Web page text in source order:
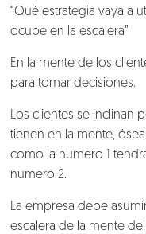
“Qué estrategia vaya a
ocupe en la escalera”
En la mente de los
para tomar decisiones.
Los clientes se inclinan
tienen en la mente,
como la numero 1
numero 2.
La empresa debe
escalera de la mente